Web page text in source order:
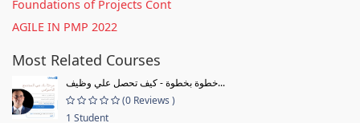
Foundations of Projects Cont
AGILE IN PMP 2022
Most Related Courses
خطوة بخطوة - كيف تحصل علي وظيف...
(0 Reviews )
1 Student